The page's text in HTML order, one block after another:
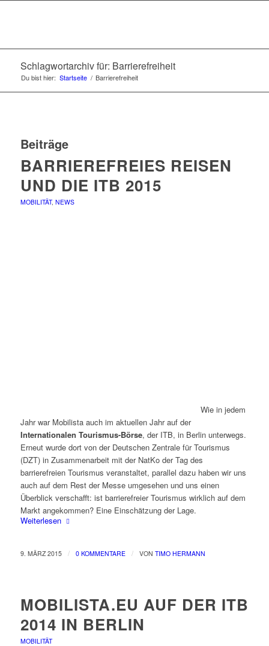
Schlagwortarchiv für: Barrierefreiheit
Du bist hier: Startseite / Barrierefreiheit
Beiträge
BARRIEREFREIES REISEN
UND DIE ITB 2015
MOBILITÄT, NEWS
Wie in jedem
Jahr war Mobilista auch im aktuellen Jahr auf der
Internationalen Tourismus-Börse, der ITB, in Berlin unterwegs.
Erneut wurde dort von der Deutschen Zentrale für Tourismus
(DZT) in Zusammenarbeit mit der NatKo der Tag des
barrierefreien Tourismus veranstaltet, parallel dazu haben wir uns
auch auf dem Rest der Messe umgesehen und uns einen
Überblick verschafft: ist barrierefreier Tourismus wirklich auf dem
Markt angekommen? Eine Einschätzung der Lage.
Weiterlesen
9. MÄRZ 2015 / 0 KOMMENTARE / VON TIMO HERMANN
MOBILISTA.EU AUF DER ITB
2014 IN BERLIN
MOBILITÄT